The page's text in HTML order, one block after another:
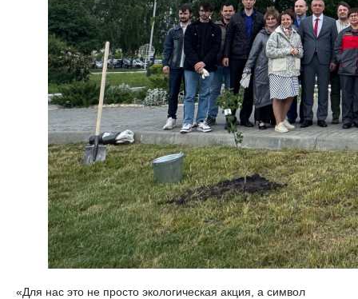
«Для нас это не просто экологическая акция, а символ